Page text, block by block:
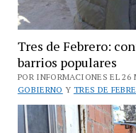
Tres de Febrero:
barrios populares
POR INFORMACIONES EL
GOBIERNO Y TRES DE